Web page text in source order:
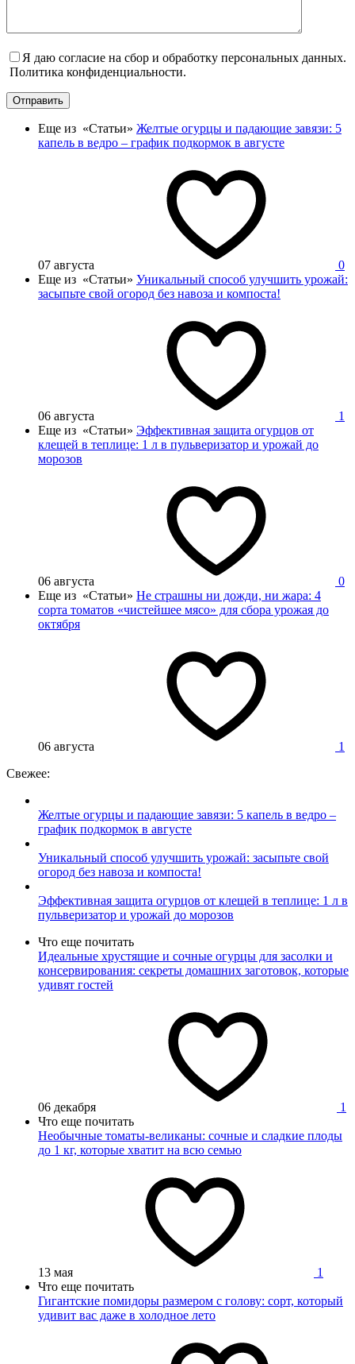
Я даю согласие на сбор и обработку персональных данных.
Политика конфиденциальности.
Отправить
Еще из «Статьи» Желтые огурцы и падающие завязи: 5
капель в ведро – график подкормок в августе
07 августа
0
Еще из «Статьи» Уникальный способ улучшить урожай:
засыпьте свой огород без навоза и компоста!
06 августа
1
Еще из «Статьи» Эффективная защита огурцов от
клещей в теплице: 1 л в пульверизатор и урожай до
морозов
06 августа
0
Еще из «Статьи» Не страшны ни дожди, ни жара: 4
сорта томатов «чистейшее мясо» для сбора урожая до
октября
06 августа
1
Свежее:
Желтые огурцы и падающие завязи: 5 капель в ведро –
график подкормок в августе
Уникальный способ улучшить урожай: засыпьте свой
огород без навоза и компоста!
Эффективная защита огурцов от клещей в теплице: 1 л в
пульверизатор и урожай до морозов
Что еще почитать
Идеальные хрустящие и сочные огурцы для засолки и
консервирования: секреты домашних заготовок, которые
удивят гостей
06 декабря
1
Что еще почитать
Необычные томаты-великаны: сочные и сладкие плоды
до 1 кг, которые хватит на всю семью
13 мая
1
Что еще почитать
Гигантские помидоры размером с голову: сорт, который
удивит вас даже в холодное лето